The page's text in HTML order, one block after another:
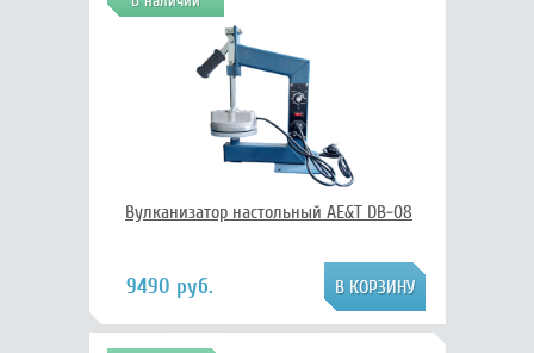
Вулканизатор настольный AE&T DB-08
9490 руб.